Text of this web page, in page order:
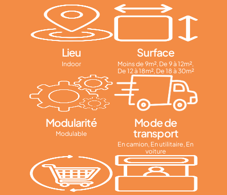
Lieu
Indoor
Surface
Moins de 9m², De 9 à 12m²,
De 12 à 18m², De 18 à 30m²
Modularité
Modulable
Mode de
transport
En camion, En utilitaire, En
voiture